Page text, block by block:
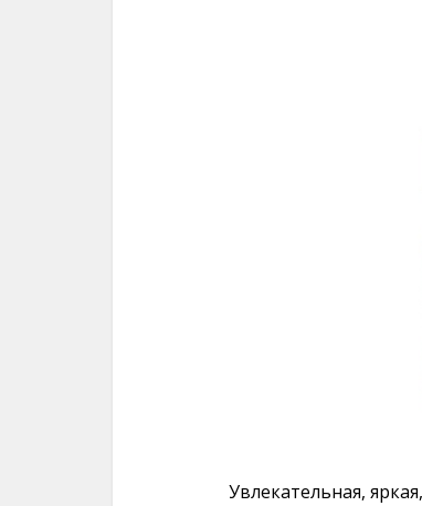
Увлекательная,